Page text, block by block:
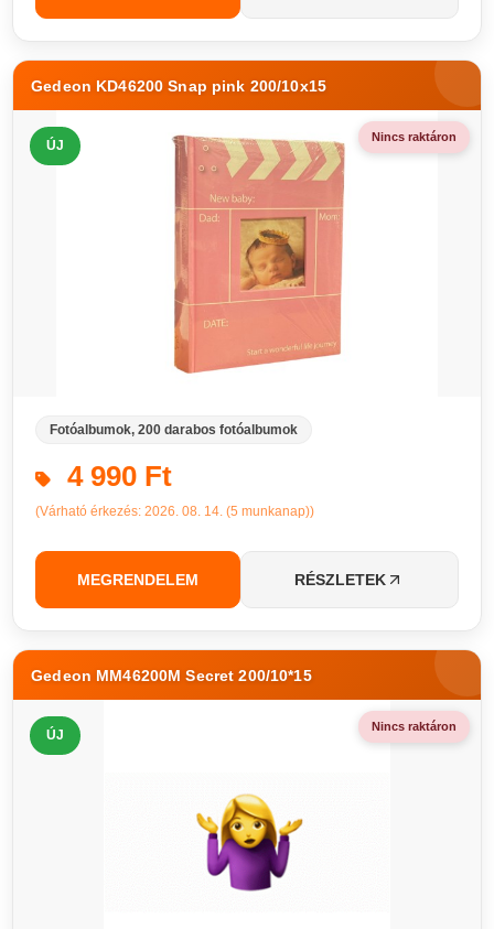
Gedeon KD46200 Snap pink 200/10x15
ÚJ
Nincs raktáron
Fotóalbumok, 200 darabos fotóalbumok
4 990 Ft
(Várható érkezés: 2026. 08. 14. (5 munkanap))
MEGRENDELEM RÉSZLETEK
Gedeon MM46200M Secret 200/10*15
ÚJ
Nincs raktáron